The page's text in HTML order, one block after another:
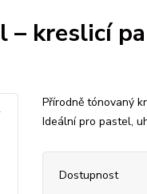
– kreslicí
Přírodně tónovaný
Ideální pro pastel,
Dostupnost